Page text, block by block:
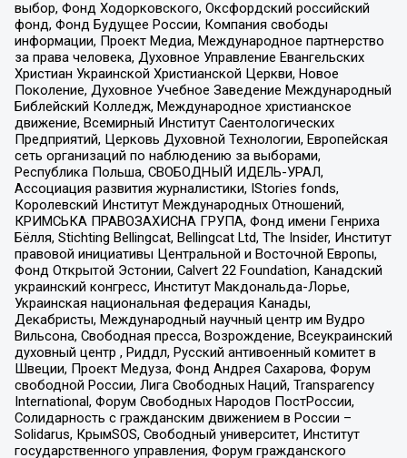
выбор, Фонд Ходорковского, Оксфордский российский
фонд, Фонд Будущее России, Компания свободы
информации, Проект Медиа, Международное партнерство
за права человека, Духовное Управление Евангельских
Христиан Украинской Христианской Церкви, Новое
Поколение, Духовное Учебное Заведение Международный
Библейский Колледж, Международное христианское
движение, Всемирный Институт Саентологических
Предприятий, Церковь Духовной Технологии, Европейская
сеть организаций по наблюдению за выборами,
Республика Польша, СВОБОДНЫЙ ИДЕЛЬ-УРАЛ,
Ассоциация развития журналистики, IStories fonds,
Королевский Институт Международных Отношений,
КРИМСЬКА ПРАВОЗАХИСНА ГРУПА, Фонд имени Генриха
Бёлля, Stichting Bellingcat, Bellingcat Ltd, The Insider, Институт
правовой инициативы Центральной и Восточной Европы,
Фонд Открытой Эстонии, Calvert 22 Foundation, Канадский
украинский конгресс, Институт Макдональда-Лорье,
Украинская национальная федерация Канады,
Декабристы, Международный научный центр им Вудро
Вильсона, Свободная пресса, Возрождение, Всеукраинский
духовный центр , Риддл, Русский антивоенный комитет в
Швеции, Проект Медуза, Фонд Андрея Сахарова, Форум
свободной России, Лига Свободных Наций, Transparеncy
International, Форум Свободных Народов ПостРоссии,
Солидарность с гражданским движением в России –
Solidarus, КрымSOS, Свободный университет, Институт
государственного управления, Форум гражданского